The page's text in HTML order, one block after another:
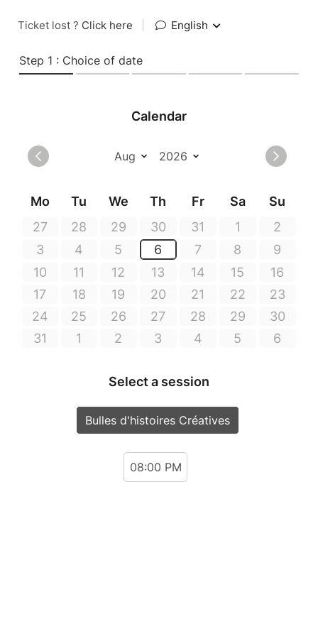
Ticket lost ? Click here English
Step 1 : Choice of date
Calendar
Mo Tu We Th Fr Sa
Su
27
28 29 30 31 1
2
3
4 5 6 7 8
9
10
11 12 13 14 15
16
17
18 19 20 21 22
23
24
25 26 27 28 29
30
31
1 2 3 4 5 6
Select a session
Bulles d'histoires Créatives
08:00 PM